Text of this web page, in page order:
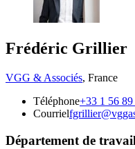
Frédéric Grillier
VGG & Associés, France
Téléphone+33 1 56
Courriel
Département de travail